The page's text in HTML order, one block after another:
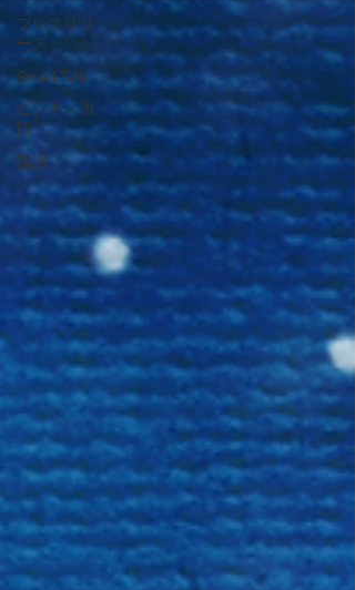
プレスリリ
ース
Small Talk
ビジネス用
語
講演